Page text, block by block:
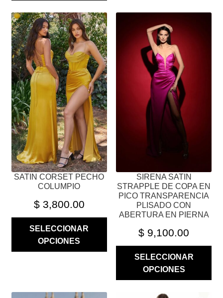
SATIN CORSET PECHO
COLUMPIO
$3,800.00
SELECCIONAR
OPCIONES
ESTE
PRODUCTO
TIENE
MÚLTIPLES
VARIANTES.
LAS
OPCIONES
SE
PUEDEN
ELEGIR
EN
LA
PÁGINA
DE
SIRENA SATIN
STRAPPLE DE COPA EN
PICO TRANSPARENCIA
PLISADO CON
ABERTURA EN PIERNA
$ 9,100.00
SELECCIONAR
OPCIONES
PRODUCTO
MÚLTIPLES
VARIANTES.
OPCIONES
PRODUCTO